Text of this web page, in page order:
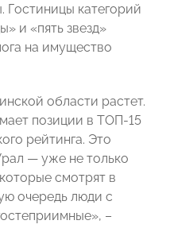
Гостиницы категорий
и «пять звезд»
на имущество
области растет.
позиции в ТОП-15
рейтинга. Это
— уже не только
смотрят в
очередь люди с
–